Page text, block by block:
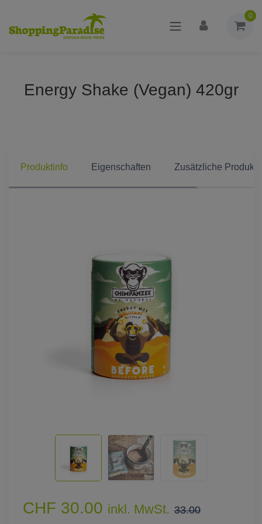
0
Energy Shake (Vegan) 420gr
Produktinfo Eigenschaften Zusätzliche
CHF 30.00 inkl. MwSt. 33.00